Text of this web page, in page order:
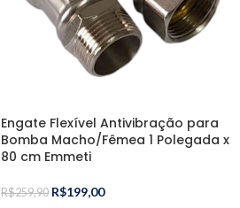
Engate Flexível Antivibração para
Bomba Macho/Fêmea 1 Polegada x
80 cm Emmeti
R$259,90 R$199,00